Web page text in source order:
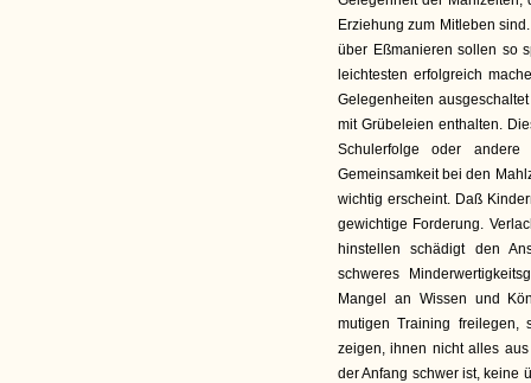
Erziehung zum Mitleben
über Eßmanieren sollen so
leichtesten erfolgreich
Gelegenheiten
mit Grübeleien enthalten.
Schulerfolge oder
Gemeinsamkeit bei den
wichtig erscheint. Daß
gewichtige Forderung.
hinstellen schädigt den
schweres
Mangel an Wissen und
mutigen Training
zeigen, ihnen nicht alles
der Anfang schwer ist, keine